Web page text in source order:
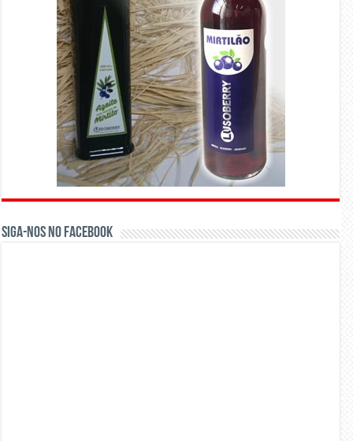
Siga-nos no Facebook